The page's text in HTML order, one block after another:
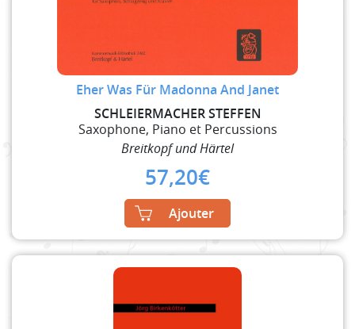
Eher Was Für Madonna And Janet
SCHLEIERMACHER STEFFEN
Saxophone, Piano et Percussions
Breitkopf und Härtel
57,20€
Ajouter